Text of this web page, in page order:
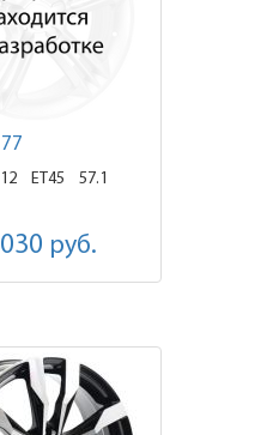
ET45
57.1
руб.